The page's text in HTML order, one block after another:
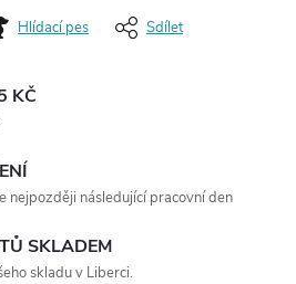
Hlídací pes Sdílet
KČ
nejpozději následující pracovní den
SKLADEM
skladu v Liberci.